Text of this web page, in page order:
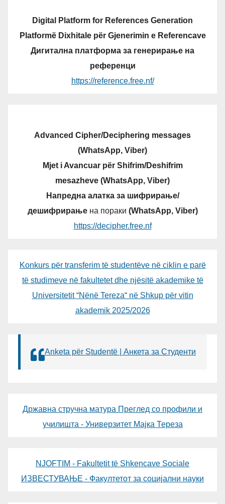
Digital Platform for References Generation
Platformë Dixhitale për Gjenerimin e Referencave
Дигитална платформа за генерирање на
референци
https://reference.free.nf/
Advanced Cipher/Deciphering messages
(WhatsApp, Viber)
Mjet i Avancuar për Shifrim/Deshifrim
mesazheve (WhatsApp, Viber)
Напредна алатка за шифрирање/
дешифрирањена пораки (WhatsApp, Viber)
https://decipher.free.nf
Konkurs për transferim të studentëve në ciklin e parë
të studimeve në fakultetet dhe njësitë akademike të
Universitetit “Nënë Tereza“ në Shkup për vitin
akademik 2025/2026
Anketa për Studentë | Анкета за Студенти
Државна стручна матура Преглед со профили и
училишта - Универзитет Мајка Тереза
NJOFTIM - Fakultetit të Shkencave Sociale
ИЗВЕСТУВАЊЕ - Факултетот за социјални науки